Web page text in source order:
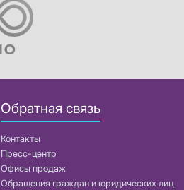
Обратная связь
Контакты
Пресс-центр
Офисы продаж
Обращения граждан и юридических лиц